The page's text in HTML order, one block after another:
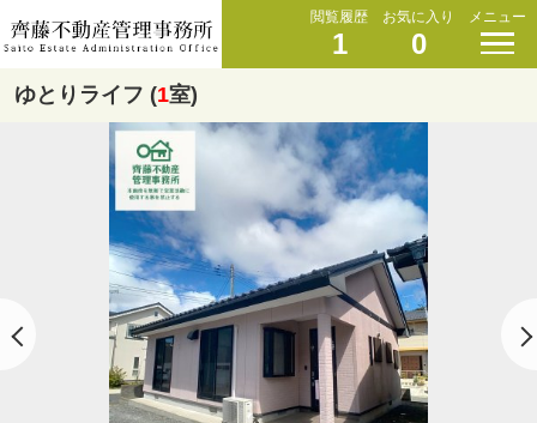
閲覧履歴
1
お気に入り
0
メニュー
ゆとりライフ (1室)